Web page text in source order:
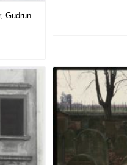
Gudrun